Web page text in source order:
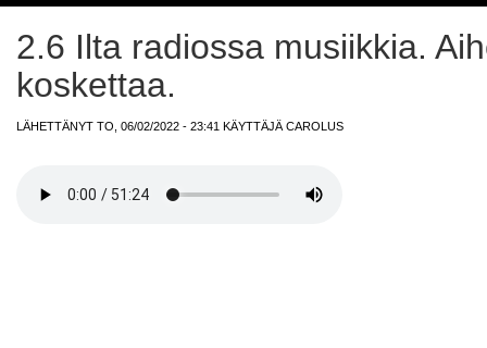
2.6 Ilta radiossa musiikkia.
koskettaa.
LÄHETTÄNYT TO, 06/02/2022 - 23:41 KÄYTTÄJÄ CAROLUS